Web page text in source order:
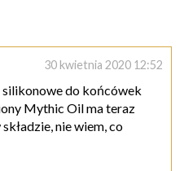
30 kwietnia 2020 12:52
do końcówek
Mythic Oil ma teraz
nie wiem, co